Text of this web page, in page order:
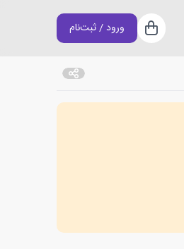
سبد خرید
ورود / ثبت‌نام